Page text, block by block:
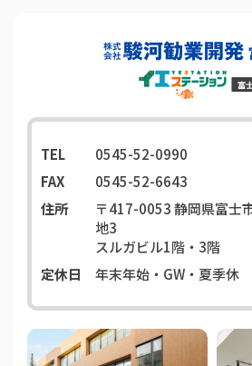
TEL
0545-52-0990
FAX
0545-52-6643
住所
〒417-0053静岡県富士
地3
スルガビル1階・3階
定休日
年末年始・GW・夏季休